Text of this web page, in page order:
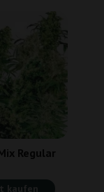
Regular
kaufen